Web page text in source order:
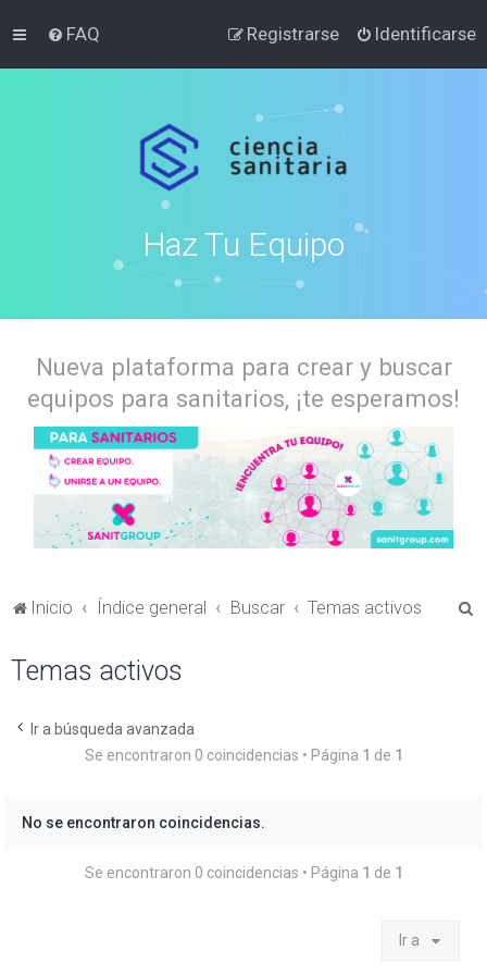
FAQ Identificarse
Registrarse
Haz Tu Equipo
Nueva plataforma para crear y buscar
equipos para sanitarios, ¡te esperamos!
Inicio Índice general Buscar Temas activos
Temas activos
Ir a búsqueda avanzada
Se encontraron 0 coincidencias • Página 1 de 1
No se encontraron coincidencias.
Se encontraron 0 coincidencias • Página 1 de 1
Ir a